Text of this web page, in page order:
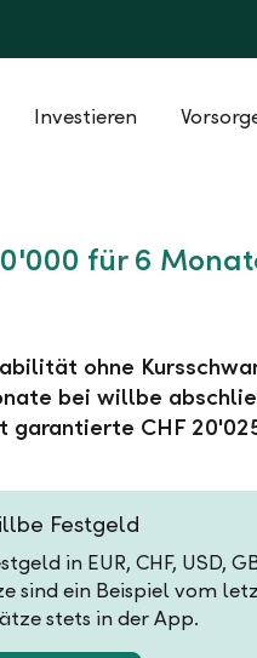
Investieren
für 6
ohne
bei willbe
garantierte CHF
Festgeld
in EUR, CHF, USD,
sind ein Beispiel vom
stets in der App.